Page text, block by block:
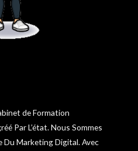
de Formation
Par L’état. Nous Sommes
Du Marketing Digital. Avec